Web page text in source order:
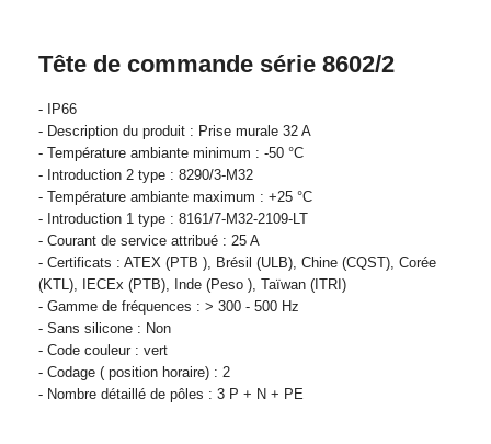
Tête de commande série 8602/2
- IP66
- Description du produit : Prise murale 32 A
- Température ambiante minimum : -50 °C
- Introduction 2 type : 8290/3-M32
- Température ambiante maximum : +25 °C
- Introduction 1 type : 8161/7-M32-2109-LT
- Courant de service attribué : 25 A
- Certificats : ATEX (PTB ), Brésil (ULB), Chine (CQST), Corée
(KTL), IECEx (PTB), Inde (Peso ), Taïwan (ITRI)
- Gamme de fréquences : > 300 - 500 Hz
- Sans silicone : Non
- Code couleur : vert
- Codage ( position horaire) : 2
- Nombre détaillé de pôles : 3 P + N + PE